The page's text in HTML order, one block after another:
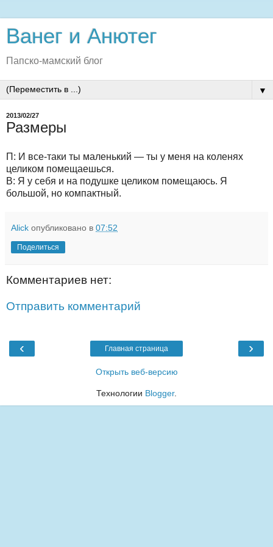
Ванег и Анютег
Папско-мамский блог
▼
2013/02/27
Размеры
П: И все-таки ты маленький — ты у меня на коленях
целиком помещаешься.
В: Я у себя и на подушке целиком помещаюсь. Я
большой, но компактный.
Alick опубликовано в 07:52
Поделиться
Комментариев нет:
Отправить комментарий
‹ ›
Главная страница
Открыть веб-версию
Технологии Blogger.